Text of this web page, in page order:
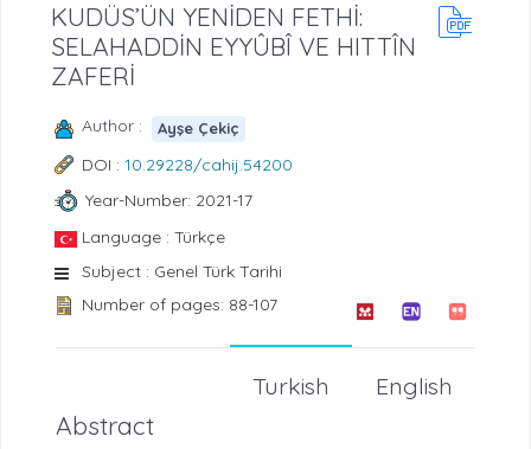
KUDÜS’ÜN YENİDEN FETHİ:
SELAHADDİN EYYÛBÎ VE HITTÎN
ZAFERİ
Author : Ayşe Çekiç
DOI : 10.29228/cahij.54200
Year-Number: 2021-17
Language : Türkçe
Subject : Genel Türk Tarihi
Number of pages: 88-107
English
Turkish
Abstract